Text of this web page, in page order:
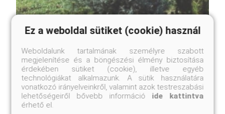
Kék arizóna-ciprus
Cupressus arizonica 'Glauca'
Online ár
10 450 Ft
Ez a weboldal sütiket (cookie) használ
Weboldalunk tartalmának személyre szabott
megjelenítése és a böngészési élmény biztosítása
érdekében sütiket (cookie), illetve egyéb
technológiákat alkalmazunk. A sütik használatára
vonatkozó irányelveinkről, valamint azok testreszabási
lehetőségeiről bővebb információ ide kattintva
érhető el.